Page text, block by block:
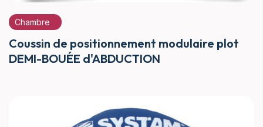
Chambre
Coussin de positionnement modulaire plot
DEMI-BOUÉE d'ABDUCTION